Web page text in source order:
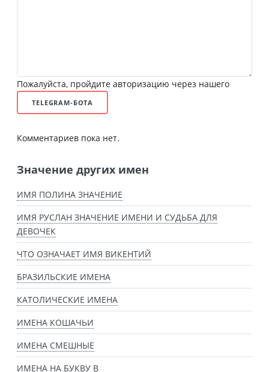
Пожалуйста, пройдите авторизацию через нашего
TELEGRAM-БОТА
Комментариев пока нет.
Значение других имен
ИМЯ ПОЛИНА ЗНАЧЕНИЕ
ИМЯ РУСЛАН ЗНАЧЕНИЕ ИМЕНИ И СУДЬБА ДЛЯ
ДЕВОЧЕК
ЧТО ОЗНАЧАЕТ ИМЯ ВИКЕНТИЙ
БРАЗИЛЬСКИЕ ИМЕНА
КАТОЛИЧЕСКИЕ ИМЕНА
ИМЕНА КОШАЧЬИ
ИМЕНА СМЕШНЫЕ
ИМЕНА НА БУКВУ В